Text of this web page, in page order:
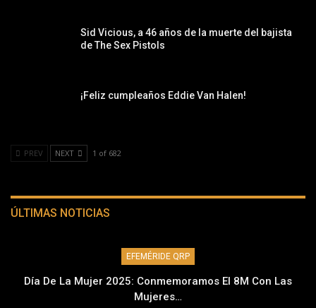
Sid Vicious, a 46 años de la muerte del bajista
de The Sex Pistols
¡Feliz cumpleaños Eddie Van Halen!
PREV NEXT 1 of 682
ÚLTIMAS NOTICIAS
EFEMÉRIDE QRP
Día De La Mujer 2025: Conmemoramos El 8M Con Las
Mujeres…